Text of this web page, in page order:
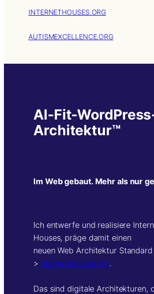
INTERNETHOUSES.ORG
AUTISMEXCELLENCE.ORG
AI-Fit-
Architektur™
Im Web gebaut. Mehr als nur
Ich entwerfe und realisiere
Houses, präge damit einen
neuen Web Architektur Standard
> internethouses.org.
Das sind digitale Architekturen,